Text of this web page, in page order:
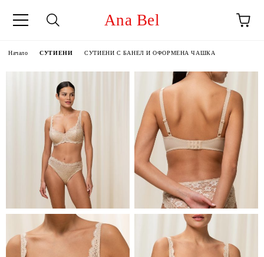
Ana Bel
Начало СУТИЕНИ СУТИЕНИ С БАНЕЛ И ОФОРМЕНА ЧАШКА